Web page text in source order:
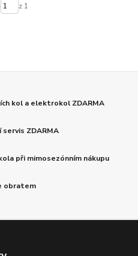
z 1
kol a elektrokol ZDARMA
servis ZDARMA
při mimosezónním nákupu
obratem